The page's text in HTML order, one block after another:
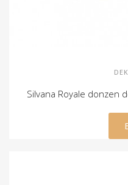
Silvana Royale donzen
€